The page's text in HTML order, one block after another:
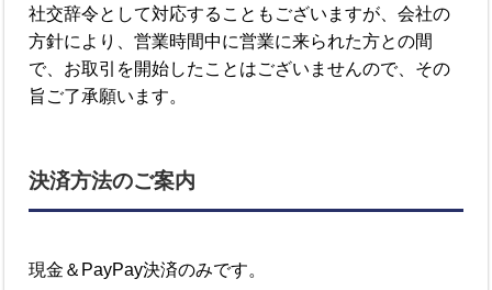
社交辞令として対応することもございますが、会社の
方針により、営業時間中に営業に来られた方との間
で、お取引を開始したことはございませんので、その
旨ご了承願います。
決済方法のご案内
現金＆PayPay決済のみです。